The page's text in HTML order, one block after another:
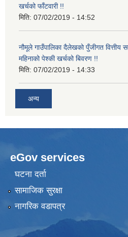
खर्चको फाँटवारी !!
मिति: 07/02/2019 - 14:52
नौमूले गाउँपालिका दैलेखको पुँजीगत वित्तीय
महिनाको पेश्की खर्चको बिवरण !!
मिति: 07/02/2019 - 14:33
अन्य
eGov services
घटना दर्ता
सामाजिक सुरक्षा
नागरिक वडापत्र